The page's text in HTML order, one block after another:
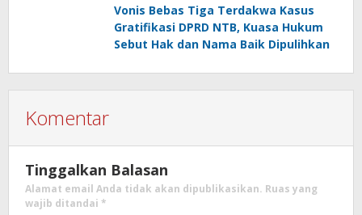
Vonis Bebas Tiga Terdakwa Kasus
Gratifikasi DPRD NTB, Kuasa Hukum
Sebut Hak dan Nama Baik Dipulihkan
Komentar
Tinggalkan Balasan
Alamat email Anda tidak akan dipublikasikan. Ruas yang
wajib ditandai *